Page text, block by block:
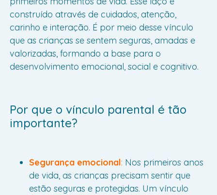
construído através de cuidados, atenção,
carinho e interação. É por meio desse vínculo
que as crianças se sentem seguras, amadas e
valorizadas, formando a base para o
desenvolvimento emocional, social e cognitivo.
Por que o vínculo parental é tão
importante?
Segurança emocional: Nos primeiros anos
de vida, as crianças precisam sentir que
estão seguras e protegidas. Um vínculo